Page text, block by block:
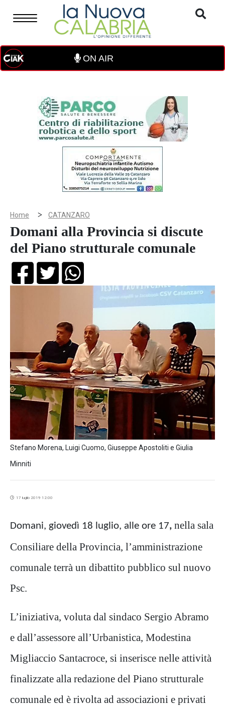
ON AIR
Home > CATANZARO
Domani alla Provincia si discute
del Piano strutturale comunale
Stefano Morena, Luigi Cuomo, Giuseppe Apostoliti e Giulia
Minniti
17 luglio 2019 12:00
Domani, giovedì 18 luglio, alle ore 17, nella sala
Consiliare della Provincia, l’amministrazione
comunale terrà un dibattito pubblico sul nuovo
Psc.
L’iniziativa, voluta dal sindaco Sergio Abramo
e dall’assessore all’Urbanistica, Modestina
Migliaccio Santacroce, si inserisce nelle attività
finalizzate alla redazione del Piano strutturale
comunale ed è rivolta ad associazioni e privati